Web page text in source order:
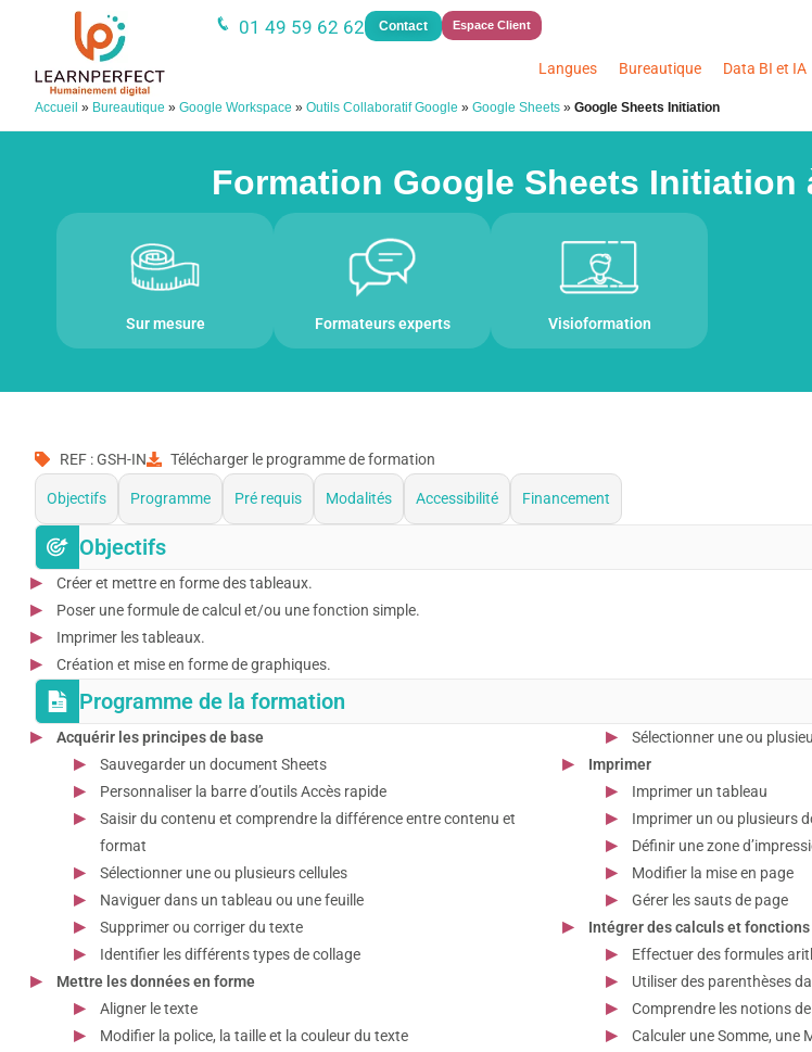
01 49 59 62 62 Contact Espace Client
Langues Bureautique Data BI et IA
Accueil » Bureautique » Google Workspace » Outils Collaboratif Google » Google Sheets » Google Sheets Initiation
Formation Google Sheets
Sur mesure Formateurs experts Visioformation
REF : GSH-IN Télécharger le programme de formation
Objectifs Programme Pré requis Modalités Accessibilité Financement
Objectifs
Créer et mettre en forme des tableaux.
Poser une formule de calcul et/ou une fonction simple.
Imprimer les tableaux.
Création et mise en forme de graphiques.
Programme de la formation
Acquérir les principes de base
Sauvegarder un document Sheets
Personnaliser la barre d’outils Accès rapide
Saisir du contenu et comprendre la différence entre contenu et
format
Sélectionner une ou plusieurs cellules
Naviguer dans un tableau ou une feuille
Supprimer ou corriger du texte
Identifier les différents types de collage
Mettre les données en forme
Aligner le texte
Modifier la police, la taille et la couleur du texte
Sélectionner une ou
Imprimer
Imprimer un tableau
Imprimer un ou plusieurs
Définir une zone
Modifier la mise en page
Gérer les sauts de page
Intégrer des calculs et
Effectuer des formules
Utiliser des parenthèses
Comprendre les notions
Calculer une Somme, une